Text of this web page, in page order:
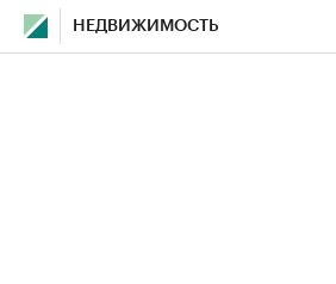
НЕДВИЖИМОСТЬ